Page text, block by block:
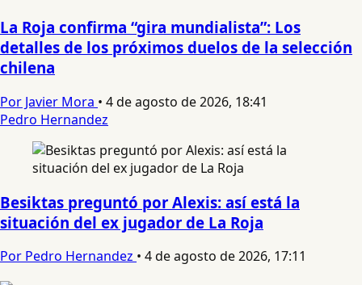
La Roja confirma “gira mundialista”: Los
detalles de los próximos duelos de la selección
chilena
Por Javier Mora • 4 de agosto de 2026, 18:41
Pedro Hernandez
Besiktas preguntó por Alexis: así está la
situación del ex jugador de La Roja
Por Pedro Hernandez • 4 de agosto de 2026, 17:11